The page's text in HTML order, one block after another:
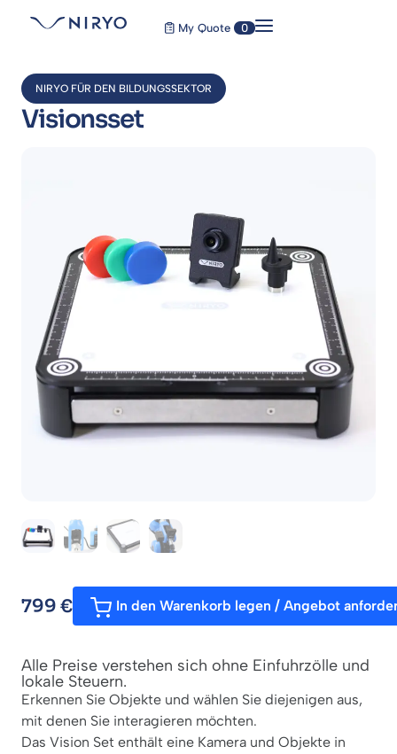
My Quote 0
NIRYO FÜR DEN BILDUNGSSEKTOR
Visionsset
Erkennen Sie Objekte und wählen Sie diejenigen aus,
mit denen Sie interagieren möchten.
Das Vision Set enthält eine Kamera und Objekte in
799 € In den Warenkorb legen / Angebot
Alle Preise verstehen sich ohne Einfuhrzölle und
lokale Steuern.